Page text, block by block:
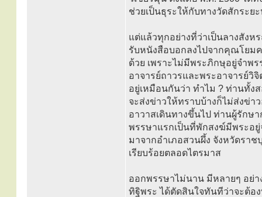
ช่วยเป็นธุระให้กับทางวัดสักระย
แต่แล้วทุกอย่างที่ว่าเป็นลางสังห
รับหนังสือบอกลงไปจากคุณโย
ด้วย เพราะไม่มีพระภิกษุอยู่จำพ
อาจารย์ถาวรและพระอาจารย์วิ
อยู่เหมือนกันว่า ทำไม ? ท่านทั้ง
จะส่งข่าวให้ทราบบ้างก็ไม่ส่งข่า
อาวาสเดินทางขึ้นไป ท่านผู้รักษ
พรรษาแรกเป็นที่พักสงฆ์มีพระอ
มาจากอำเภอสวนผึ้ง จังหวัดรา
เรียบร้อยตลอดไตรมาส
ออกพรรษาไม่นาน มีหลายๆ อย่
ทิฐิพระ ได้ตัดสินใจทันทีว่าจะต้อ